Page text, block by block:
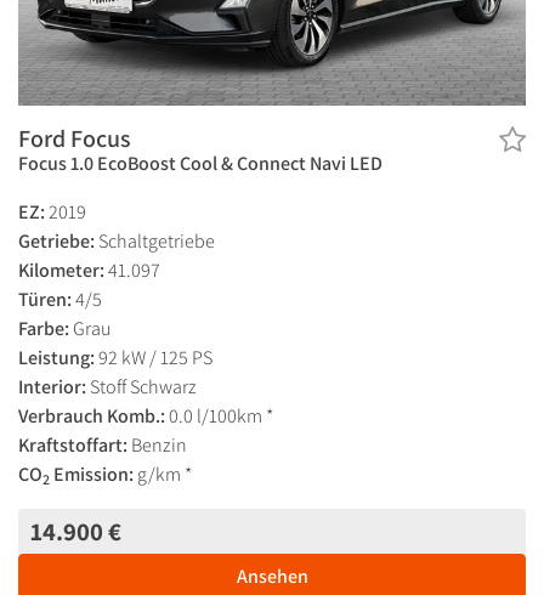
Ford Focus
Focus 1.0 EcoBoost Cool & Connect Navi LED
EZ:2019
Getriebe: Schaltgetriebe
Kilometer:41.097
Türen:4/5
Farbe: Grau
Leistung:92 kW / 125 PS
Interior: Stoff Schwarz
Verbrauch Komb.:0.0 l/100km *
Kraftstoffart: Benzin
CO2 Emission: g/km *
14.900 €
Ansehen